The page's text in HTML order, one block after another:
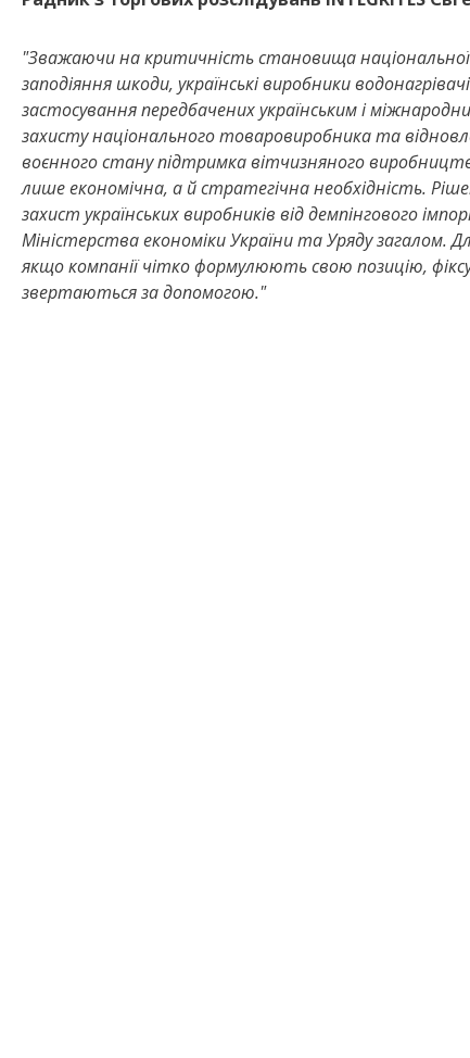
"Зважаючи на критичність становища
заподіяння шкоди, українські виробники
застосування передбачених українським і
захисту національного товаровиробника та
воєнного стану підтримка вітчизняного
лише економічна, а й стратегічна необхідність.
захист українських виробників від демпінгового
Міністерства економіки України та Уряду загалом.
якщо компанії чітко формулюють свою позицію,
звертаються за допомогою."